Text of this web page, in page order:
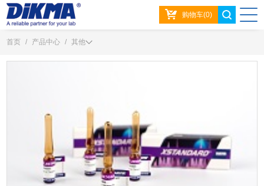
购物车(0)
首页 / 产品中心 / 其他